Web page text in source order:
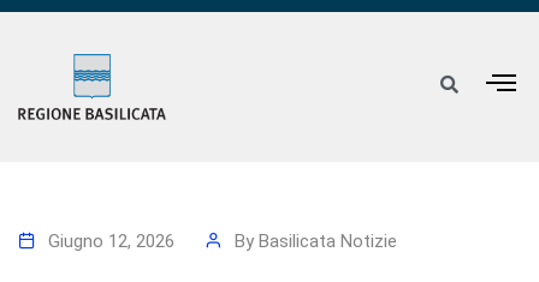
Giugno 12, 2026 By Basilicata Notizie